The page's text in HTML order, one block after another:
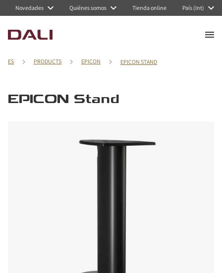
Novedades Quiénes somos Tienda online País (Int)
ES PRODUCTS EPICON EPICON STAND
EPICON Stand